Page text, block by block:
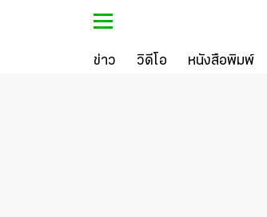
ข่าว วิดีโอ หนังสือพิมพ์